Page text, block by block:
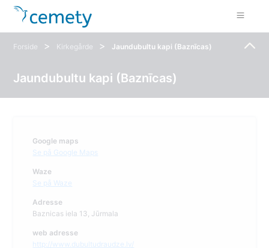
Forside > Kirkegårde > Jaundubultu kapi (Baznīcas)
Jaundubultu kapi (Baznīcas)
Google maps
Se på Google Maps
Waze
Se på Waze
Adresse
Baznicas iela 13, Jūrmala
web adresse
http://www.dubultudraudze.lv/